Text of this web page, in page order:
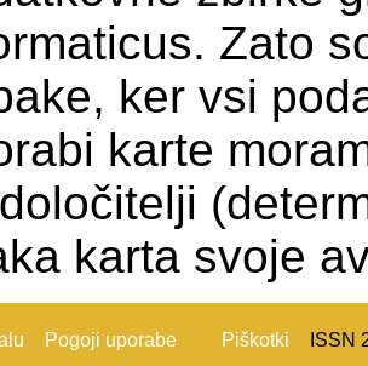
Zato
ker vsi
karte
karta svoje
Pogoji uporabe Piškotki ISSN